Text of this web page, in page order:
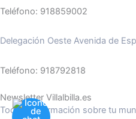
Teléfono: 918859002
Delegación Oeste Avenida de
Teléfono: 918792818
Newsletter Villalbilla.es
Toda la información sobre tu